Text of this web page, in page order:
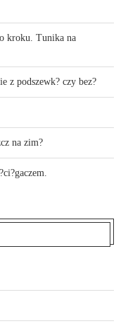
kroku. Tunika na
z podszewk? czy bez?
na zim?